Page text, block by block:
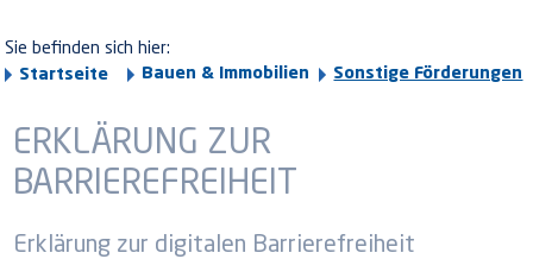
Sie befinden sich hier:
Startseite
Bauen & Immobilien Sonstige Förderungen
ERKLÄRUNG ZUR
BARRIEREFREIHEIT
Erklärung zur digitalen Barrierefreiheit